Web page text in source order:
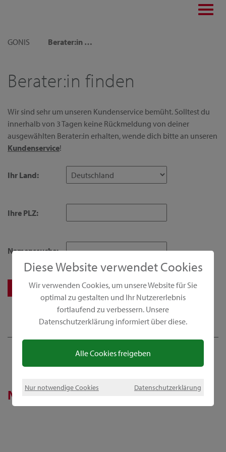
Diese Website verwendet Cookies
Wir verwenden Cookies, um unsere Website für Sie
optimal zu gestalten und Ihr Nutzererlebnis
fortlaufend zu verbessern. Unsere
Datenschutzerklärung informiert über diese.
Alle Cookies freigeben
Nur notwendige Cookies Datenschutzerklärung
GONIS
Berater:in finden
Berater:in finden
Wir sind sehr um unseren Kundenservice bemüht. Solltest du
innerhalb von 3 Tagen keine Rückmeldung von deiner
ausgewählten Berater:in erhalten, wende dich bitte an unseren
Kundenservice!
Ihr Land:
Ihre PLZ:
Namenssuche:
News